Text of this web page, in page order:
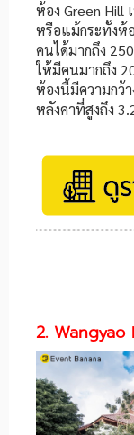
ห้อง Green Hill
หรือแม้กระทั้งห้
คนได้มากถึง
ให้มีคนมากถึง
ห้องนี้มีความกว้
หลังคาที่สูงถึง
2. Wangyao